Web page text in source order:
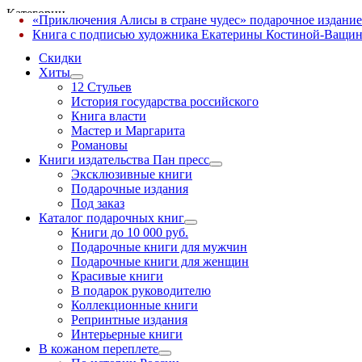
Категории
Скидки
Хиты
12 Стульев
История государства российского
Книга власти
Мастер и Маргарита
Романовы
Книги издательства Пан пресс
Эксклюзивные книги
Подарочные издания
Под заказ
Каталог подарочных книг
Книги до 10 000 руб.
Подарочные книги для мужчин
Подарочные книги для женщин
Красивые книги
В подарок руководителю
Коллекционные книги
Репринтные издания
Интерьерные книги
В кожаном переплете
«Приключения Алисы в стране чудес» подарочное издание
Книга с подписью художника Екатерины Костиной-